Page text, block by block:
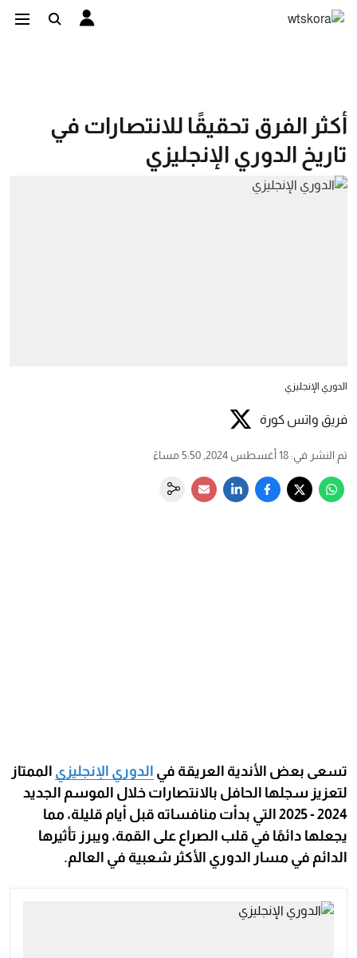
أكثر الفرق تحقيقًا للانتصارات في
تاريخ الدوري الإنجليزي
الدوري الإنجليزي
فريق واتس كورة
تم النشر في: 18 أغسطس 2024, 5:50 مساءً
تسعى بعض الأندية العريقة في الدوري الإنجليزي الممتاز
لتعزيز سجلها الحافل بالانتصارات خلال الموسم الجديد
2024 - 2025 التي بدأت منافساته قبل أيام قليلة، مما
يجعلها دائمًا في قلب الصراع على القمة، ويبرز تأثيرها
الدائم في مسار الدوري الأكثر شعبية في العالم.